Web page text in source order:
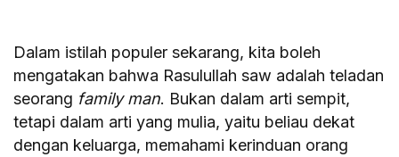
Dalam istilah populer sekarang, kita boleh
mengatakan bahwa Rasulullah saw adalah teladan
seorang family man. Bukan dalam arti sempit,
tetapi dalam arti yang mulia, yaitu beliau dekat
dengan keluarga, memahami kerinduan orang